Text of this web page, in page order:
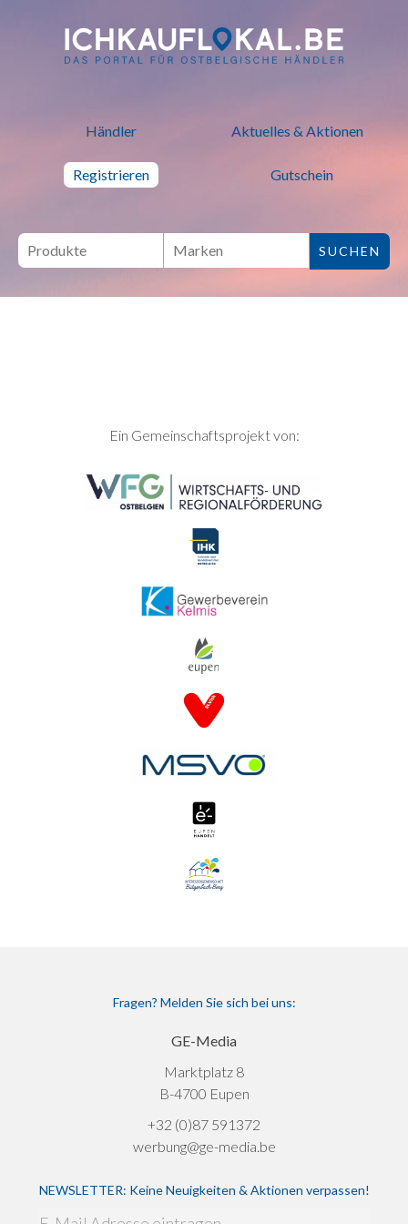
ich kauf lokal - Bei lokalen
Händler Aktuelles & Aktionen
Registrieren Gutschein
SEITENFUSSEin Gemeinschaftsprojekt von:
Fragen? Melden Sie sich bei uns:
GE-Media
Marktplatz 8
B-4700 Eupen
+32 (0)87 591372
werbung@ge-media.be
NEWSLETTER: Keine Neuigkeiten & Aktionen verpassen!